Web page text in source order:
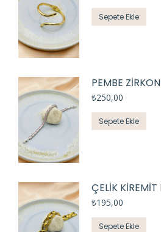
Sepete Ekle
PEMBE
₺250,00
Sepete Ekle
ÇELİK KİREMİT
₺195,00
Sepete Ekle